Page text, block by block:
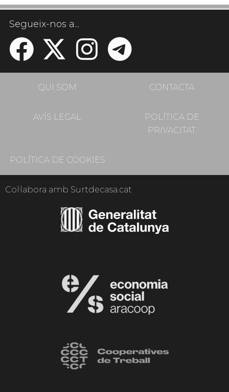
Segueix-nos a...
QUI SOM CONTACTA
AVÍS LEGAL
POLÍTICA DE
PRIVACITAT
POLÍTICA DE COOKIES
Col·labora amb Surtdecasa.cat